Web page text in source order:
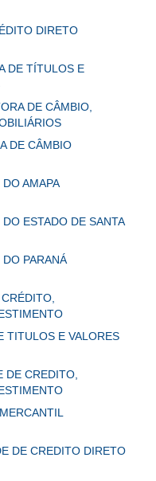
DIRETO
DE TÍTULOS E
DE CÂMBIO,
DE CÂMBIO
AMAPA
ESTADO DE SANTA
PARANÁ
TITULOS E VALORES
DE CREDITO,
DE CREDITO DIRETO